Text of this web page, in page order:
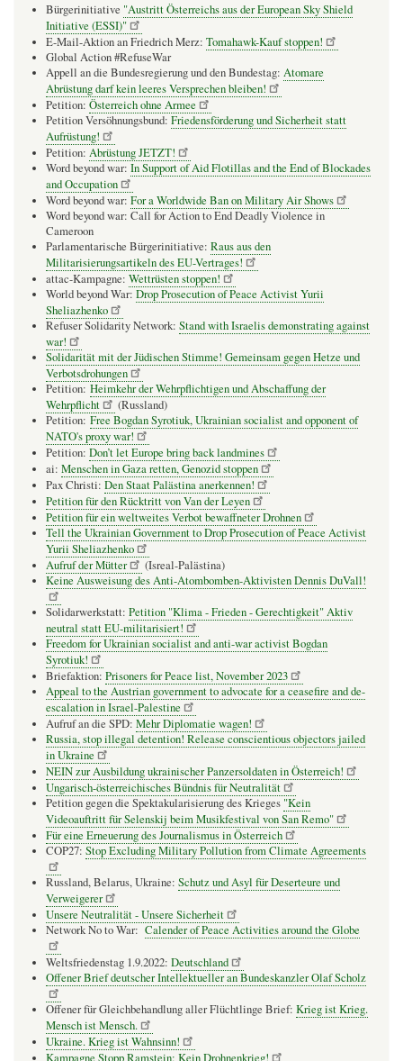
Bürgerinitiative "Austritt Österreichs aus der European Sky Shield
Initiative (ESSI)"
E-Mail-Aktion an Friedrich Merz: Tomahawk-Kauf stoppen!
Global Action #RefuseWar
Appell an die Bundesregierung und den Bundestag: Atomare
Abrüstung darf kein leeres Versprechen bleiben!
Petition: Österreich ohne Armee
Petition Versöhnungsbund: Friedensförderung und Sicherheit statt
Aufrüstung!
Petition: Abrüstung JETZT!
Word beyond war: In Support of Aid Flotillas and the End of Blockades
and Occupation
Word beyond war: For a Worldwide Ban on Military Air Shows
Word beyond war: Call for Action to End Deadly Violence in
Cameroon
Parlamentarische Bürgerinitiative: Raus aus den
Militarisierungsartikeln des EU-Vertrages!
attac-Kampagne: Wettrüsten stoppen!
World beyond War: Drop Prosecution of Peace Activist Yurii
Sheliazhenko
Refuser Solidarity Network: Stand with Israelis demonstrating against
war!
Solidarität mit der Jüdischen Stimme! Gemeinsam gegen Hetze und
Verbotsdrohungen
Petition: Heimkehr der Wehrpflichtigen und Abschaffung der
Wehrpflicht
(Russland)
Petition: Free Bogdan Syrotiuk, Ukrainian socialist and opponent of
NATO's proxy war!
Petition: Don’t let Europe bring back landmines
ai: Menschen in Gaza retten, Genozid stoppen
Pax Christi: Den Staat Palästina anerkennen!
Petition für den Rücktritt von Van der Leyen
Petition für ein weltweites Verbot bewaffneter Drohnen
Tell the Ukrainian Government to Drop Prosecution of Peace Activist
Yurii Sheliazhenko
Aufruf der Mütter
(Isreal-Palästina)
Keine Ausweisung des Anti-Atombomben-Aktivisten Dennis DuVall!
Solidarwerkstatt: Petition "Klima - Frieden - Gerechtigkeit" Aktiv
neutral statt EU-militarisiert!
Freedom for Ukrainian socialist and anti-war activist Bogdan
Syrotiuk!
Briefaktion: Prisoners for Peace list, November 2023
Appeal to the Austrian government to advocate for a ceasefire and de-
escalation in Israel-Palestine
Aufruf an die SPD: Mehr Diplomatie wagen!
Russia, stop illegal detention! Release conscientious objectors jailed
in Ukraine
NEIN zur Ausbildung ukrainischer Panzersoldaten in Österreich!
Ungarisch-österreichisches Bündnis für Neutralität
Petition gegen die Spektakularisierung des Krieges "Kein
Videoauftritt für Selenskij beim Musikfestival von San Remo"
Für eine Erneuerung des Journalismus in Österreich
COP27: Stop Excluding Military Pollution from Climate Agreements
Russland, Belarus, Ukraine: Schutz und Asyl für Deserteure und
Verweigerer
Unsere Neutralität - Unsere Sicherheit
Network No to War: Calender of Peace Activities around the Globe
Weltsfriedenstag 1.9.2022: Deutschland
Offener Brief deutscher Intellektueller an Bundeskanzler Olaf Scholz
Offener für Gleichbehandlung aller Flüchtlinge Brief: Krieg ist Krieg.
Mensch ist Mensch.
Ukraine. Krieg ist Wahnsinn!
Kampagne Stopp Ramstein: Kein Drohnenkrieg!